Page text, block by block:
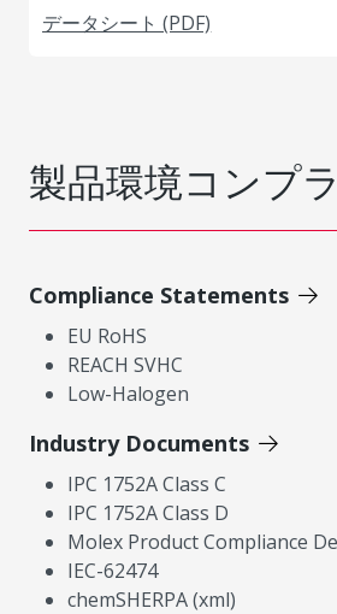
データシート (PDF)
製品環境コンプ
Compliance Statements
EU RoHS
REACH SVHC
Low-Halogen
Industry Documents
IPC 1752A Class C
IPC 1752A Class D
Molex Product Compliance
IEC-62474
chemSHERPA (xml)